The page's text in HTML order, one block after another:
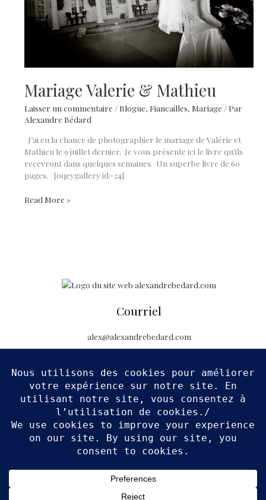
Mariage Valerie & Mathieu
Laisser un commentaire / Blogue, Fiancailles, Mariage / Par
Alexandre Bédard
J’ai eu la chance de photographier le mariage de Valérie et
Mathieu le 9 juillet dernier. Je vous présente ici le livre qu’ils
recevront dans quelques semaines. Un superbe livre de 60
pages. [oqeygallery id=24]
Mariage
Read More »
Courriel
alex@alexandrebedard.com
Suivez-moi